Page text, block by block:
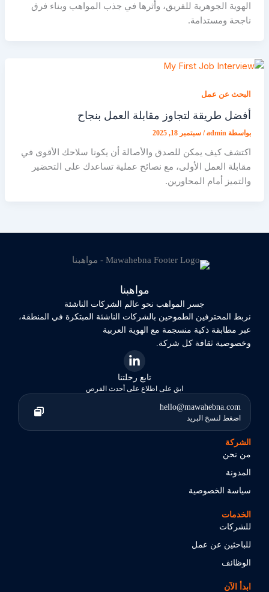
الهوية الجوهرية للفريق، وأثرها في جذب المواهب وبناء فرق
ناجحة ومستدامة.
البحث عن عمل
أفضل طريقة لتجاوز مقابلة العمل بنجاح
بواسطة admin
/ سبتمبر 18, 2025
اكتشف كيف يمكن للصدق والأصالة أن يكونا سلاحك الأقوى في
مقابلة العمل الأولى، مع نصائح عملية تساعدك على التحضير
والتميز أمام المحاورين.
مواهبنا
جسر المواهب نحو عالم الشركات الناشئة
نربط المحترفين الطموحين بالشركات الناشئة المبتكرة في المنطقة،
عبر مطابقة ذكية منسجمة مع الهوية العربية
وخصوصية ثقافة كل شركة.
تابع رحلتنا
ابق على اطلاع على أحدث الفرص
hello@mawahebna.com
اضغط لنسخ البريد
الشركة
من نحن
المدونة
سياسة الخصوصية
الخدمات
للشركات
للباحثين عن عمل
الوظائف
ابدأ الآن